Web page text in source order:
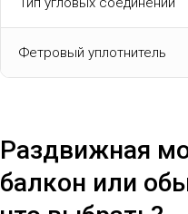
Фетровый уплотнитель
Раздвижная
балкон или